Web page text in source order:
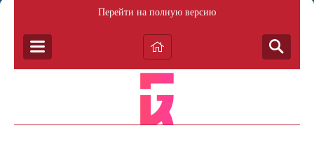
Перейти на полную версию